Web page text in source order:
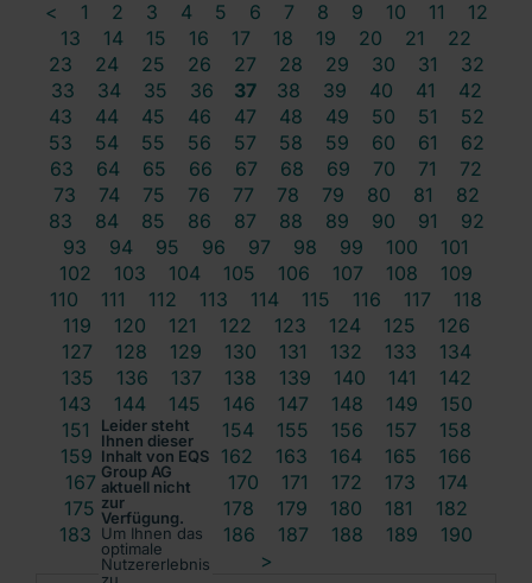
< 1 2 3 4 5 6 7 8 9 10 11
12
13
14 15 16 17 18 19 20 21
22
23
24 25 26 27 28 29 30 31
32
33
34 35 36 37 38 39 40 41
42
43
44 45 46 47 48 49 50 51
52
53
54 55 56 57 58 59 60 61
62
63
64 65 66 67 68 69 70 71
72
73
74 75 76 77 78 79 80 81
82
83
84 85 86 87 88 89 90 91
92
93
94 95 96 97 98 99 100
101
102
103 104 105 106 107 108
109
110
111 112 113 114 115 116 117
118
119
120 121 122 123 124 125
126
127
128 129 130 131 132 133
134
135
136 137 138 139 140 141
142
143
144 145 146 147 148 149
150
151
152 153 154 155 156 157
158
159
160 161 162 163 164 165
166
167
168 169 170 171 172 173
174
175
176 178 179 180 181
182
183
184 185 186 187 188 189
190
>
Leider steht
Ihnen dieser
Inhalt von EQS
Group AG
aktuell nicht
zur
Verfügung.
Um Ihnen das
optimale
Nutzererlebnis